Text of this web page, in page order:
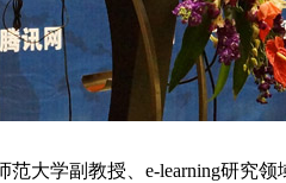
范大学副教授、e-learning研究